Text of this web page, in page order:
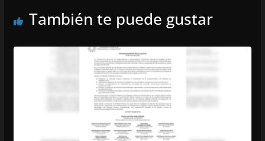
También te puede gustar